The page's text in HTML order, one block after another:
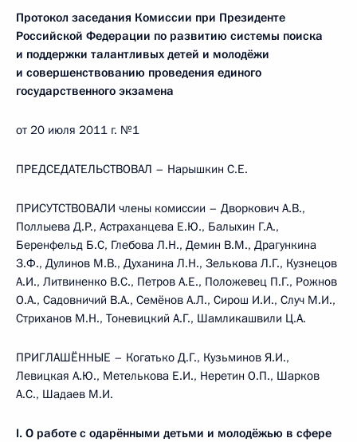
Протокол заседания Комиссии при Президенте
Российской Федерации по развитию системы поиска
и поддержки талантливых детей и молодёжи
и совершенствованию проведения единого
государственного экзамена
от 20 июля 2011 г. №1
ПРЕДСЕДАТЕЛЬСТВОВАЛ – Нарышкин С.Е.
ПРИСУТСТВОВАЛИ члены комиссии – Дворкович A.B.,
Поллыева Д.Р., Астраханцева Е.Ю., Балыхин Г.А.,
Беренфельд Б.С, Глебова Л.Н., Демин В.М., Драгункина
З.Ф., Дулинов М.В., Духанина Л.Н., Зелькова Л.Г., Кузнецов
А.И., Литвиненко B.C., Петров А.Е., Положевец П.Г., Рожнов
O.A., Садовничий В.А., Семёнов А.Л., Сирош И.И., Случ М.И.,
Стриханов М.Н., Тоневицкий А.Г., Шамликашвили Ц.А.
ПРИГЛАШЁННЫЕ – Когатько Д.Г., Кузьминов Я.И.,
Левицкая А.Ю., Метелькова Е.И., Неретин О.П., Шарков
A.C., Шадаев М.И.
I. О работе с одарёнными детьми и молодёжью в сфере